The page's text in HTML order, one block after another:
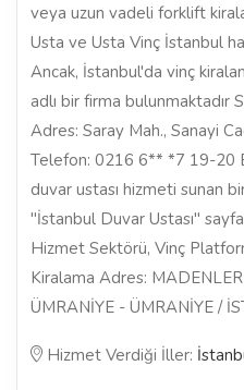
veya uzun vadeli forklift
Usta ve Usta Vinç İstanbul
Ancak, İstanbul'da vinç
adlı bir firma bulunmaktadır
Adres: Saray Mah., Sanayi
Telefon: 0216 6** *7 19-20
duvar ustası hizmeti sunan
"İstanbul Duvar Ustası"
Hizmet Sektörü, Vinç
Kiralama Adres:
ÜMRANİYE - ÜMRANİYE /
Hizmet Verdiği İller: